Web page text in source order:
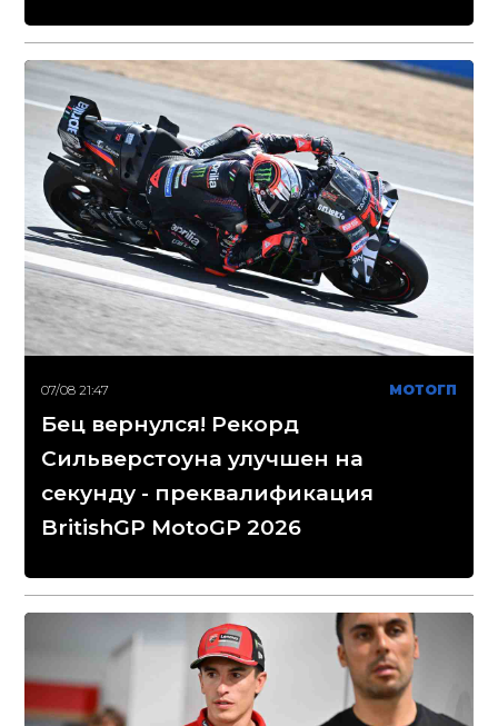
07/08 21:47 МОТОГП
Бец вернулся! Рекорд
Сильверстоуна улучшен на
секунду - преквалификация
BritishGP MotoGP 2026